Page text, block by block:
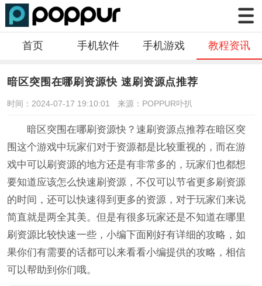
首页 手机软件 手机游戏 教程资讯
暗区突围在哪刷资源快 速刷资源点推荐
时间：2024-07-17 19:10:01 来源：POPPUR卟扒
暗区突围在哪刷资源快？速刷资源点推荐在暗区突
围这个游戏中玩家们对于资源都是比较重视的，而在游
戏中可以刷资源的地方还是有非常多的，玩家们也都想
要知道应该怎么快速刷资源，不仅可以节省更多刷资源
的时间，还可以快速得到更多的资源，对于玩家们来说
简直就是两全其美。但是有很多玩家还是不知道在哪里
刷资源比较快速一些，小编下面刚好有详细的攻略，如
果你们有需要的话都可以来看看小编提供的攻略，相信
可以帮助到你们哦。